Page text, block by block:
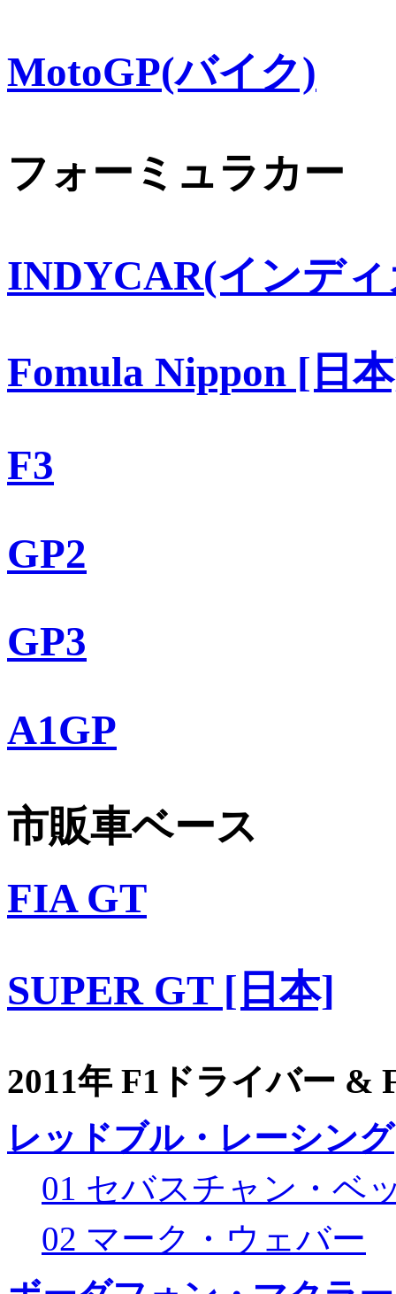
MotoGP(バイク)
フォーミュラカー
INDYCAR(インデ
Fomula Nippon [日
F3
GP2
GP3
A1GP
市販車ベース
FIA GT
SUPER GT [日本]
2011年 F1ドライバー &
レッドブル・レーシング
01 セバスチャン・ベ
02 マーク・ウェバー